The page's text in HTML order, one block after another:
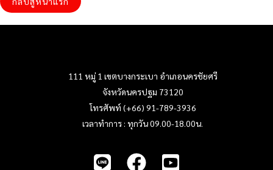
111 หมู่ 1 เขตบางกระเบา อำเภอนครชัยศรี
จังหวัดนครปฐม 73120
โทรศัพท์ (+66) 91-789-3936
เวลาทำการ : ทุกวัน 09.00-18.00น.